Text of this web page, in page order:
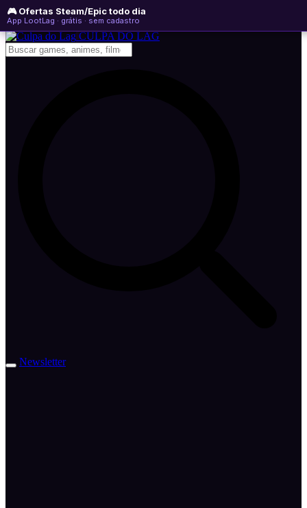
🎮 Ofertas Steam/Epic todo dia
App LootLag · grátis · sem cadastro
segunda-feira, 10 de agosto de 2026
Newsletter
CULPA DO LAG
Newsletter